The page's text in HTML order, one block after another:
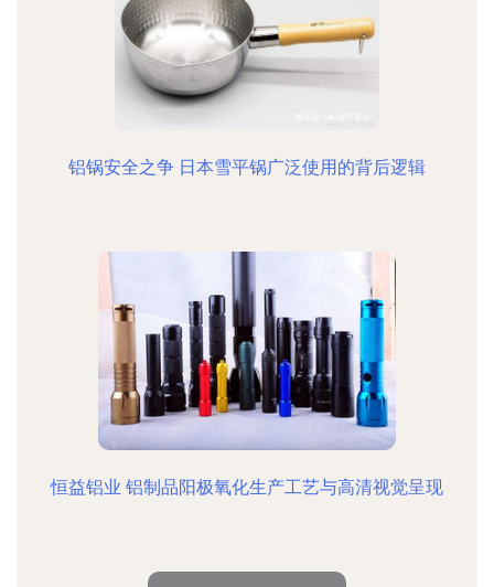
铝锅安全之争 日本雪平锅广泛使用的背后逻辑
恒益铝业 铝制品阳极氧化生产工艺与高清视觉呈现